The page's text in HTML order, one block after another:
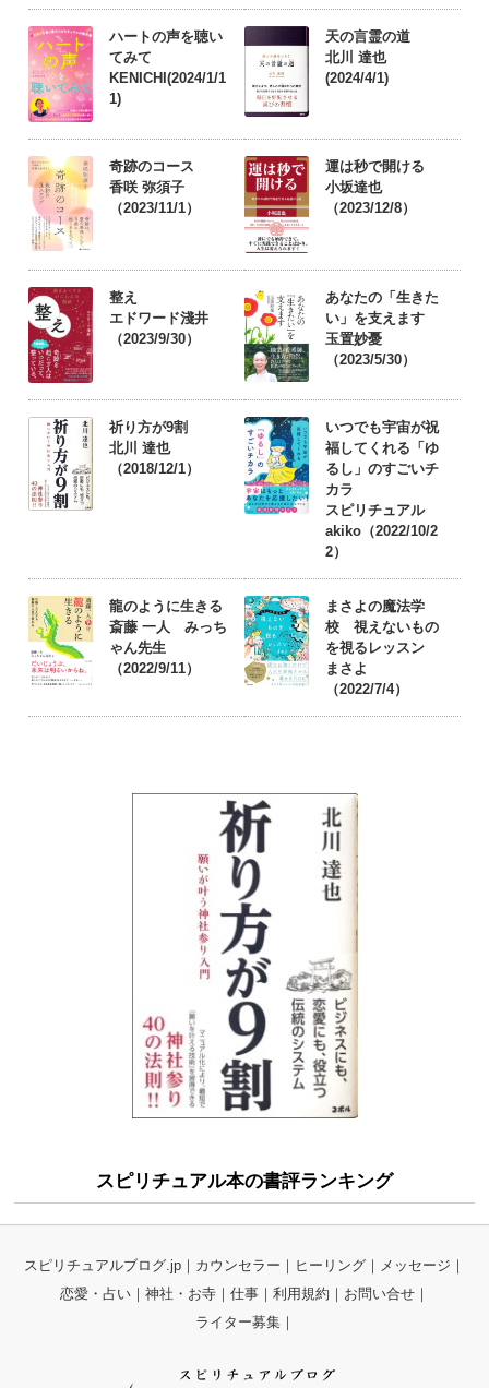
ハートの声を聴い
てみて
KENICHI(2024/1/1
1)
天の言霊の道
北川 達也
(2024/4/1)
奇跡のコース
香咲 弥須子
（2023/11/1）
運は秒で開ける
小坂達也
（2023/12/8）
整え
エドワード淺井
（2023/9/30）
あなたの「生きた
い」を支えます
玉置妙憂
（2023/5/30）
祈り方が9割
北川 達也
（2018/12/1）
いつでも宇宙が祝
福してくれる「ゆ
るし」のすごいチ
カラ
スピリチュアル
akiko（2022/10/2
2）
龍のように生きる
斎藤 一人 みっち
ゃん先生
（2022/9/11）
まさよの魔法学
校 視えないもの
を視るレッスン
まさよ
（2022/7/4）
スピリチュアル本の書評ランキング
スピリチュアルブログ.jp カウンセラー ヒーリング
メッセージ
恋愛・占い
神社・お寺 仕事 利用規約
お問い合せ
ライター募集